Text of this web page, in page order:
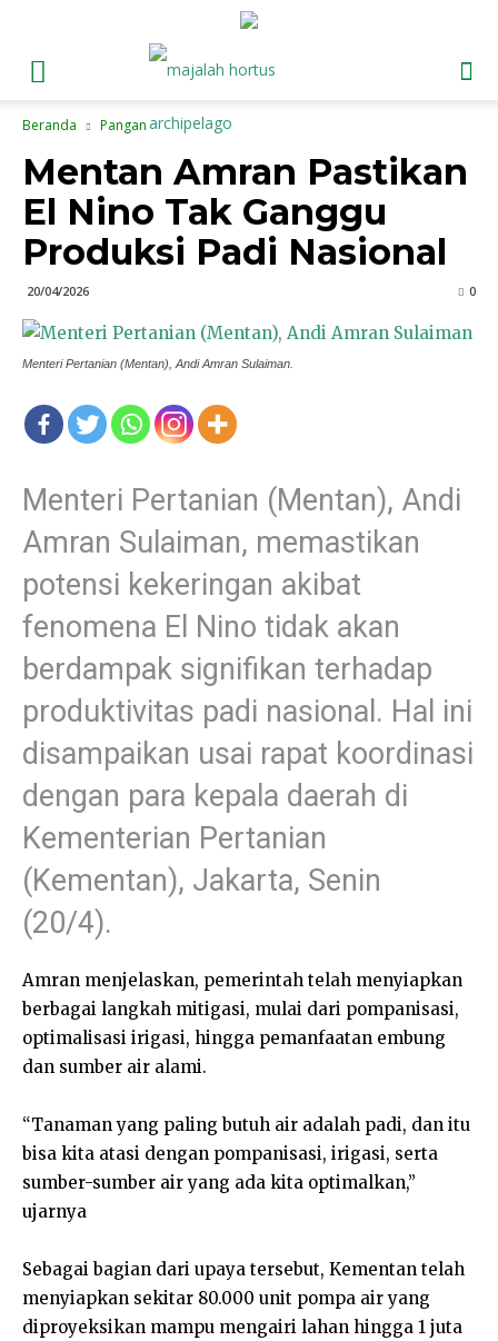
Beranda Pangan
Mentan Amran Pastikan
El Nino Tak Ganggu
Produksi Padi Nasional
20/04/2026 0
Menteri Pertanian (Mentan), Andi Amran Sulaiman.
Menteri Pertanian (Mentan), Andi
Amran Sulaiman, memastikan
potensi kekeringan akibat
fenomena El Nino tidak akan
berdampak signifikan terhadap
produktivitas padi nasional. Hal ini
disampaikan usai rapat koordinasi
dengan para kepala daerah di
Kementerian Pertanian
(Kementan), Jakarta, Senin
(20/4).
Amran menjelaskan, pemerintah telah menyiapkan
berbagai langkah mitigasi, mulai dari pompanisasi,
optimalisasi irigasi, hingga pemanfaatan embung
dan sumber air alami.
“Tanaman yang paling butuh air adalah padi, dan itu
bisa kita atasi dengan pompanisasi, irigasi, serta
sumber-sumber air yang ada kita optimalkan,”
ujarnya
Sebagai bagian dari upaya tersebut, Kementan telah
menyiapkan sekitar 80.000 unit pompa air yang
diproyeksikan mampu mengairi lahan hingga 1 juta